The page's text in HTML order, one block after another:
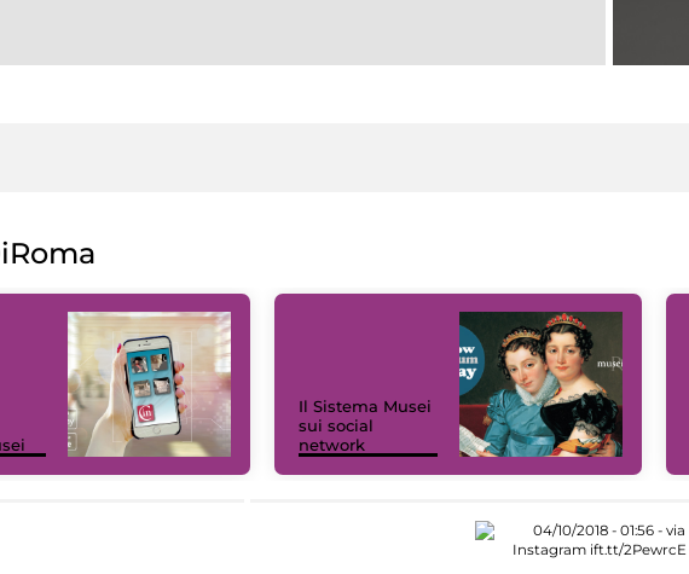
Il Sistema Musei
sui social
network